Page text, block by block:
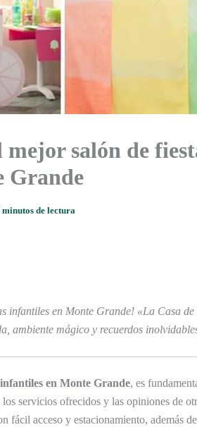
salón de
Grande
minutos de lectura
infantiles en Monte Grande! «La Casa de
ambiente mágico y recuerdos
en Monte Grande, es
servicios ofrecidos y las opiniones de
fácil acceso y estacionamiento, además